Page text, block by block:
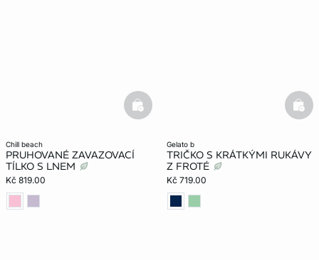
chill beach
PRUHOVANÉ ZAVAZOVACÍ
TÍLKO S LNEM
Kč 819.00
basketfull
gelato b
TRIČKO S KRÁTKÝMI RUKÁVY
Z FROTÉ
Kč 719.00